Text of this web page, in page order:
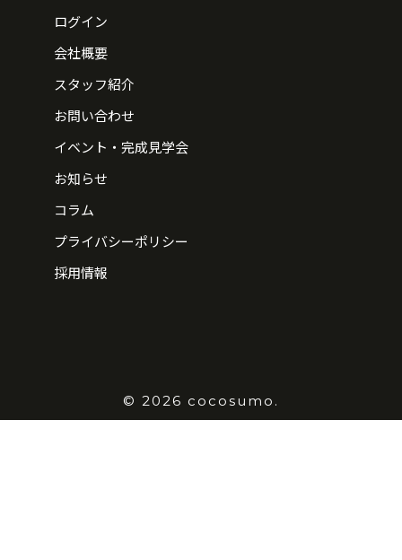
ログイン
会社概要
スタッフ紹介
お問い合わせ
イベント・完成見学会
お知らせ
コラム
プライバシーポリシー
採用情報
© 2026 cocosumo.